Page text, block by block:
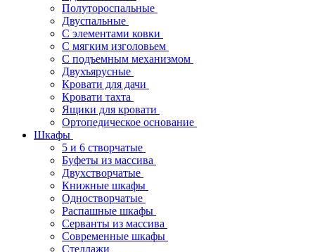
Полутороспальные
Двуспальные
С элементами ковки
С мягким изголовьем
С подъемным механизмом
Двухъярусные
Кровати для дачи
Кровати тахта
Ящики для кровати
Ортопедическое основание
Шкафы
5 и 6 створчатые
Буфеты из массива
Двухстворчатые
Книжные шкафы
Одностворчатые
Распашные шкафы
Серванты из массива
Современные шкафы
Стеллажи